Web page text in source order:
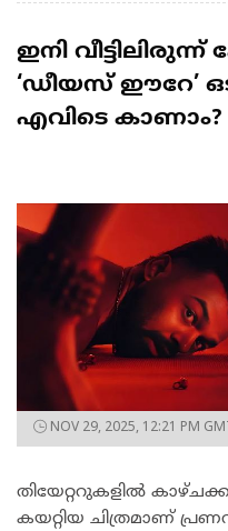
ഇനി വീട്ടിലിരുന്ന്
‘ഡീയസ് ഈറേ’
എവിടെ കാണാം?
NOV 29, 2025, 12:21 PM
തിയേറ്ററുകളിൽ
കയറ്റിയ ചിത്രമാണ്